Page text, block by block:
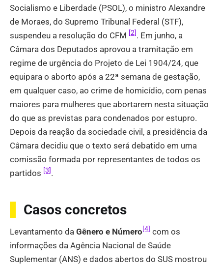
Socialismo e Liberdade (PSOL), o ministro Alexandre
de Moraes, do Supremo Tribunal Federal (STF),
suspendeu a resolução do CFM [2]. Em junho, a
Câmara dos Deputados aprovou a tramitação em
regime de urgência do Projeto de Lei 1904/24, que
equipara o aborto após a 22ª semana de gestação,
em qualquer caso, ao crime de homicídio, com penas
maiores para mulheres que abortarem nesta situação
do que as previstas para condenados por estupro.
Depois da reação da sociedade civil, a presidência da
Câmara decidiu que o texto será debatido em uma
comissão formada por representantes de todos os
partidos [3].
Casos concretos
Levantamento da Gênero e Número[4] com os
informações da Agência Nacional de Saúde
Suplementar (ANS) e dados abertos do SUS mostrou